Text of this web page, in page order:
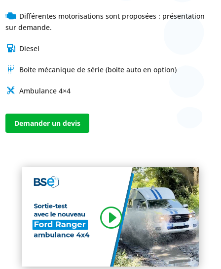
Différentes motorisations sont proposées : présentation
sur demande.
Diesel
Boite mécanique de série (boite auto en option)
Ambulance 4×4
Demander un devis